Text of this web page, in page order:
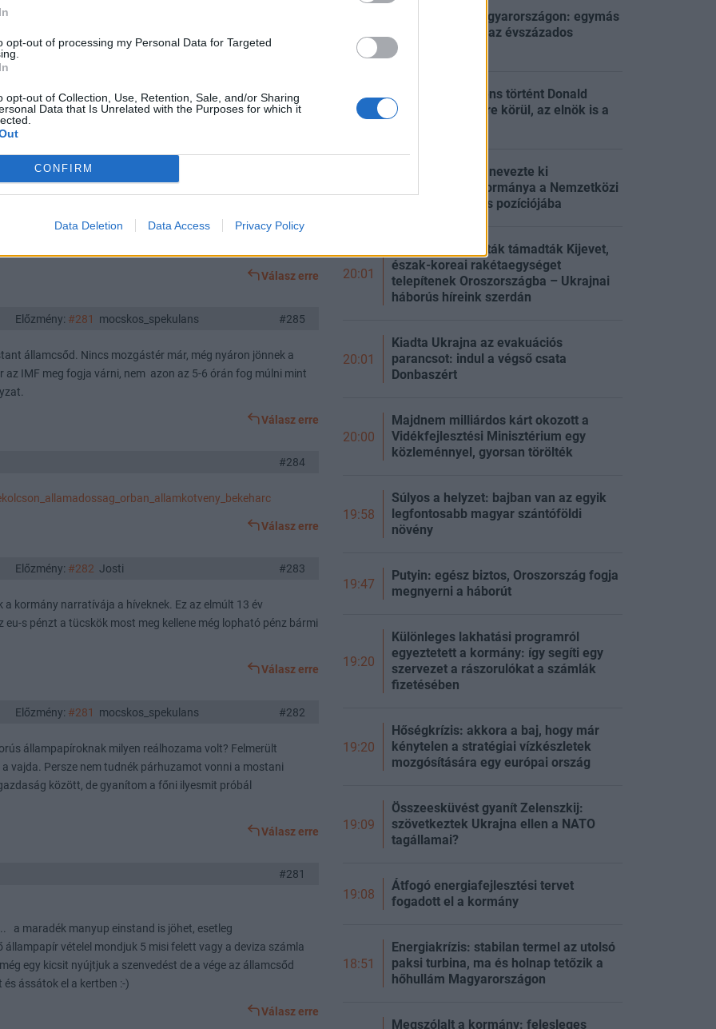
opt-out of processing my Personal Data for Targeted
opt-out of Collection, Use, Retention, Sale, and/or Sharing
Data that Is Unrelated with the Purposes for which it
CONFIRM
Data Deletion Data Access Privacy Policy
hogy kiviszed innen a pénzt, de nem feltétlen gondolod jól.
Ingatlanadót támogatnám főleg a több lakásosoknál.
Válasz erre
Előzmény:#285tom6210 #286
Vagy egy jó szja emelés? Ássátok a lukakat a kertbe amíg
Válasz erre
Előzmény: #281 mocskos_spekulans #285
államcsőd. Nincs mozgástér már, még nyáron jönnek a
az IMF meg fogja várni, nem azon az 5-6 órán fog múlni mint
Válasz erre
#284
Válasz erre
Előzmény: #282 Josti #283
a kormány narratívája a híveknek. Ez az elmúlt 13 év
s pénzt a tücskök most meg kellene még lopható pénz bármi
Válasz erre
Előzmény: #281 mocskos_spekulans #282
állampapíroknak milyen reálhozama volt? Felmerült
vajda. Persze nem tudnék párhuzamot vonni a mostani
között, de gyanítom a főni ilyesmit próbál
Válasz erre
#281
a maradék manyup einstand is jöhet, esetleg
vételel mondjuk 5 misi felett vagy a deviza számla
egy kicsit nyújtjuk a szenvedést de a vége az államcsőd
ássátok el a kertben :-)
Válasz erre
20:51
Pokoli hőség Magyarországon: egymás
után dőltek meg az évszázados
rekordok
20:29
Rendkívüli incidens történt Donald
Trump helikoptere körül, az elnök is a
Kármán Andrást nevezte ki
Magyarország kormánya a Nemzetközi
Valutaalap fontos pozíciójába
20:01
Ballisztikus rakéták támadták Kijevet,
észak-koreai rakétaegységet
telepítenek Oroszországba – Ukrajnai
háborús híreink szerdán
20:01
Kiadta Ukrajna az evakuációs
parancsot: indul a végső csata
Donbaszért
20:00
Majdnem milliárdos kárt okozott a
Vidékfejlesztési Minisztérium egy
közleménnyel, gyorsan törölték
19:58
Súlyos a helyzet: bajban van az egyik
legfontosabb magyar szántóföldi
növény
19:47
Putyin: egész biztos, Oroszország fogja
megnyerni a háborút
19:20
Különleges lakhatási programról
egyeztetett a kormány: így segíti egy
szervezet a rászorulókat a számlák
fizetésében
19:20
Hőségkrízis: akkora a baj, hogy már
kénytelen a stratégiai vízkészletek
mozgósítására egy európai ország
19:09
Összeesküvést gyanít Zelenszkij:
szövetkeztek Ukrajna ellen a NATO
tagállamai?
19:08
Átfogó energiafejlesztési tervet
fogadott el a kormány
18:51
Energiakrízis: stabilan termel az utolsó
paksi turbina, ma és holnap tetőzik a
hőhullám Magyarországon
Megszólalt a kormány: felesleges